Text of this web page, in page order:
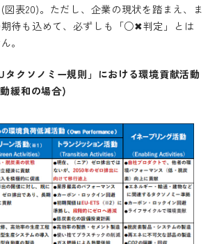
図表20)。ただし、企業の現状を踏まえ、ま
待も込めて、必ずしも「○✖判定」とは
。
タクソノミー規則」における環境貢献活動
緩和の場合)